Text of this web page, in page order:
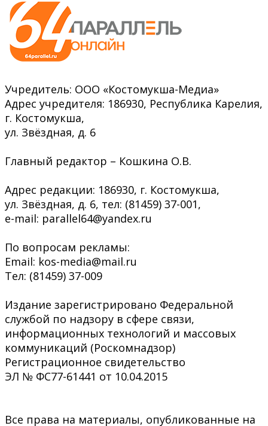
Учредитель: ООО «Костомукша-Медиа»
Адрес учредителя: 186930, Республика Карелия,
г. Костомукша,
ул. Звёздная, д. 6
Главный редактор – Кошкина О.В.
Адрес редакции: 186930, г. Костомукша,
ул. Звёздная, д. 6, тел: (81459) 37-001,
e-mail: parallel64@yandex.ru
По вопросам рекламы:
Email: kos-media@mail.ru
Тел: (81459) 37-009
Издание зарегистрировано Федеральной
службой по надзору в сфере связи,
информационных технологий и массовых
коммуникаций (Роскомнадзор)
Регистрационное свидетельство
ЭЛ № ФС77-61441 от 10.04.2015
Все права на материалы, опубликованные на